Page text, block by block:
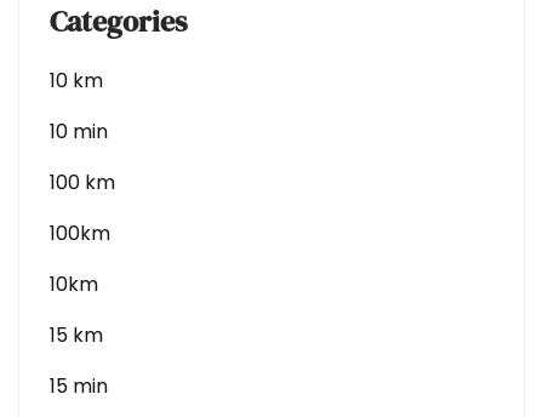
Categories
10 km
10 min
100 km
100km
10km
15 km
15 min